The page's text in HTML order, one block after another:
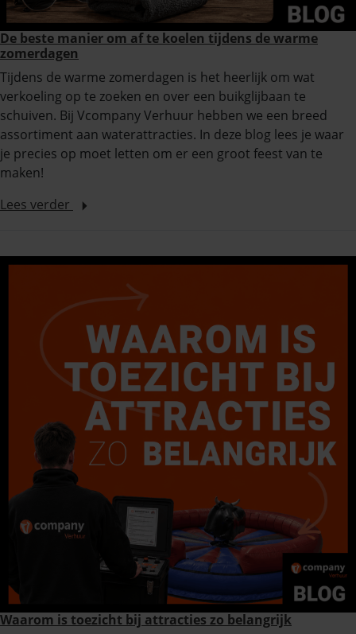
De beste manier om af te koelen tijdens de warme
zomerdagen
Tijdens de warme zomerdagen is het heerlijk om wat
verkoeling op te zoeken en over een buikglijbaan te
schuiven. Bij Vcompany Verhuur hebben we een breed
assortiment aan waterattracties. In deze blog lees je waar
je precies op moet letten om er een groot feest van te
maken!
Lees verder
Waarom is toezicht bij attracties zo belangrijk